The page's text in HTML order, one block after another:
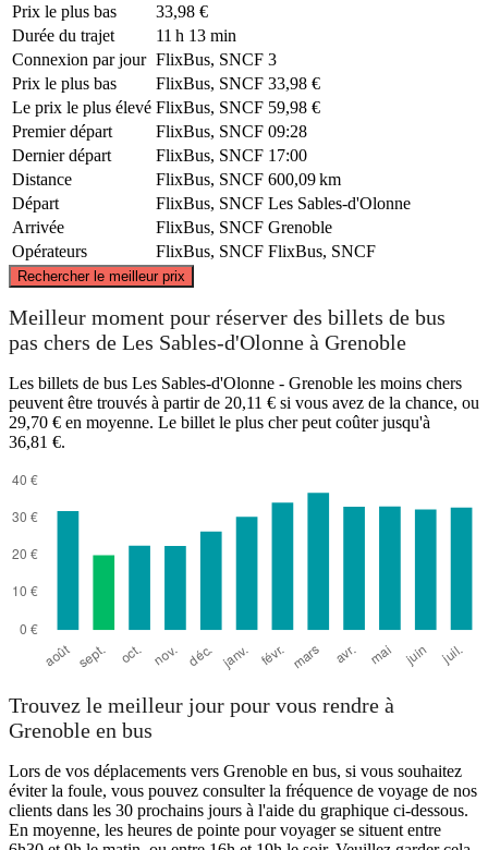
Prix ​​le plus bas
33,98 €
Durée du trajet
11 h 13 min
Connexion par jour FlixBus, SNCF 3
Prix ​​le plus bas
FlixBus, SNCF 33,98 €
Le prix le plus élevé FlixBus, SNCF 59,98 €
Premier départ
FlixBus, SNCF 09:28
Dernier départ
FlixBus, SNCF 17:00
Distance
FlixBus, SNCF 600,09 km
Départ
FlixBus, SNCF Les Sables-d'Olonne
Arrivée
FlixBus, SNCF Grenoble
Opérateurs
FlixBus, SNCF FlixBus, SNCF
Rechercher le meilleur prix
© CARTO, ©OpenStreetMap
Meilleur moment pour réserver des billets de bus
pas chers de Les Sables-d'Olonne à Grenoble
Les billets de bus Les Sables-d'Olonne - Grenoble les moins chers
peuvent être trouvés à partir de 20,11 € si vous avez de la chance, ou
29,70 € en moyenne. Le billet le plus cher peut coûter jusqu'à
36,81 €.
Trouvez le meilleur jour pour vous rendre à
Grenoble en bus
Lors de vos déplacements vers Grenoble en bus, si vous souhaitez
éviter la foule, vous pouvez consulter la fréquence de voyage de nos
clients dans les 30 prochains jours à l'aide du graphique ci-dessous.
En moyenne, les heures de pointe pour voyager se situent entre